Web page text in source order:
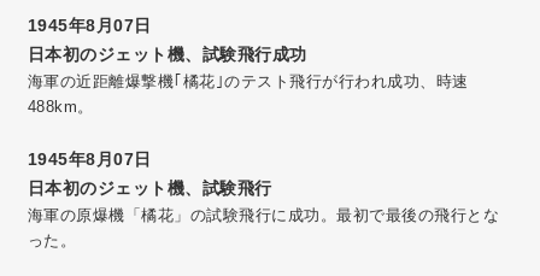
1945年8月07日
日本初のジェット機、試験飛行成功
海軍の近距離爆撃機｢橘花｣のテスト飛行が行われ成功、時速
488km。
1945年8月07日
日本初のジェット機、試験飛行
海軍の原爆機「橘花」の試験飛行に成功。最初で最後の飛行とな
った。